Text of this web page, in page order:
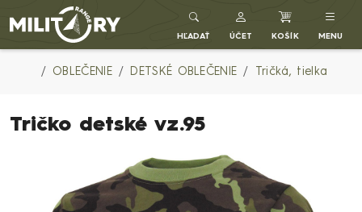
Army shop MILITARY RANGE SK
HĽADAŤ ÚČET KOŠÍK MENU
OBLEČENIE DETSKÉ OBLEČENIE Tričká, tielka
Tričko detské vz.95